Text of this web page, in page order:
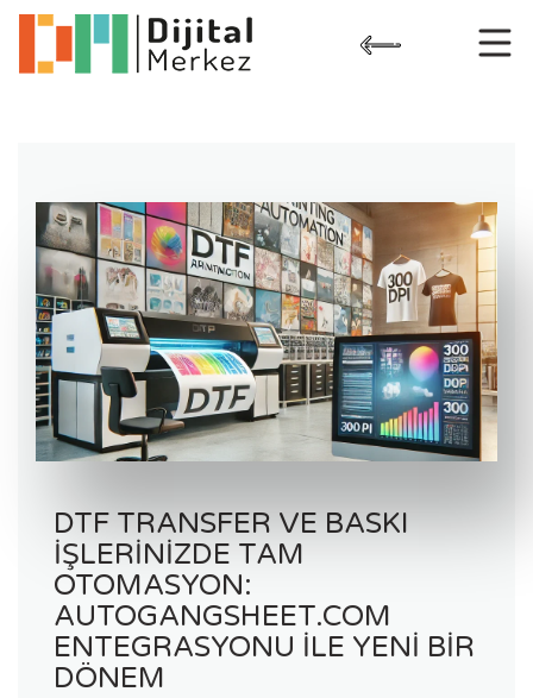
Skip
content
DTF TRANSFER VE BASKI
İŞLERINIZDE TAM
OTOMASYON:
AUTOGANGSHEET.COM
ENTEGRASYONU ILE YENI BIR
DÖNEM